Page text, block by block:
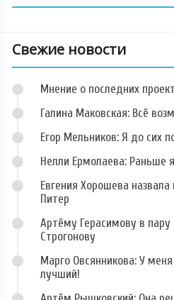
Свежие новости
Мнение о последних
Галина Маковская: Всё
Егор Мельников: Я до сих
Нелли Ермолаева: Раньше
Евгения Хорошева
Питер
Артёму Герасимову в пару
Строгонову
Марго Овсянникова: У
лучший!